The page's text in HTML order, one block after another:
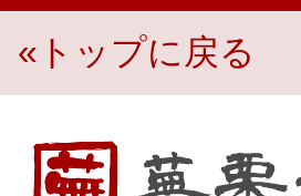
«トップに戻る